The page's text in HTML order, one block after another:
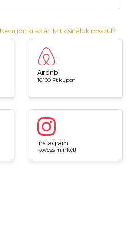
Nem jön ki az ár. Mit csinálok rosszul?
Airbnb
10.100 Ft kupon
Instagram
Kövess minket!